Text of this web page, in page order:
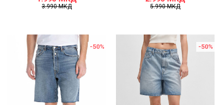
3.990МКД 5.990МКД
-50% -50%